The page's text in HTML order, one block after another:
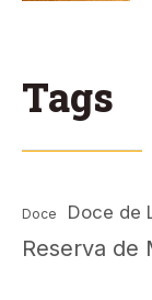
Tags
Doce Doce de
Reserva de